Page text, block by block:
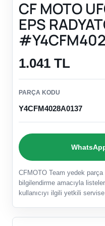
CF MOTO
EPS
1.041 TL
PARÇA KODU
Y4CFM4028A0137
CFMOTO Team yedek parça
bilgilendirme amacıyla
kullanıcıyı ilgili yetkili